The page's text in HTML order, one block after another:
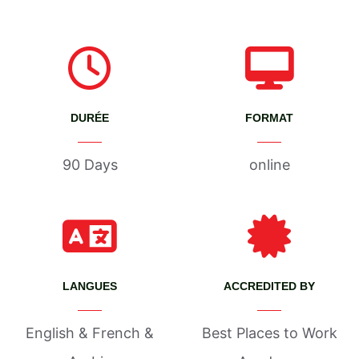
DURÉE
90 Days
FORMAT
online
LANGUES
English & French &
ACCREDITED BY
Best Places to Work